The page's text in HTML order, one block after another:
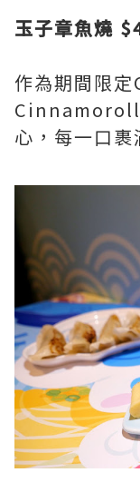
玉子章魚燒
作為期間限
Cinnamoroll
心，每一口裹